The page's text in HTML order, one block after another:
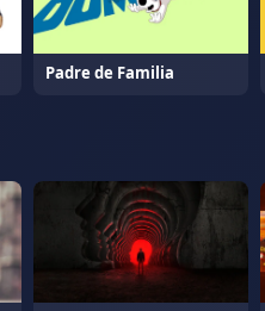
Padre de Familia